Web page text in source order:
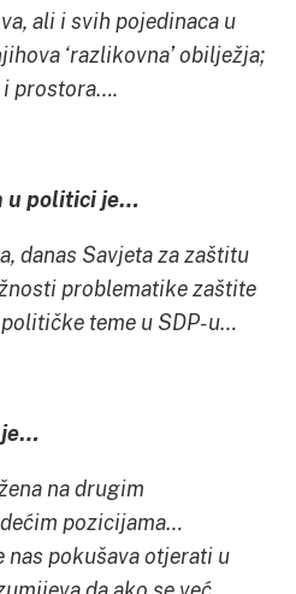
ali i svih pojedinaca u
‘razlikovna’ obilježja;
prostora….
u politici je…
danas Savjeta za zaštitu
problematike zaštite
teme u SDP-u…
je…
na drugim
pozicijama…
pokušava otjerati u